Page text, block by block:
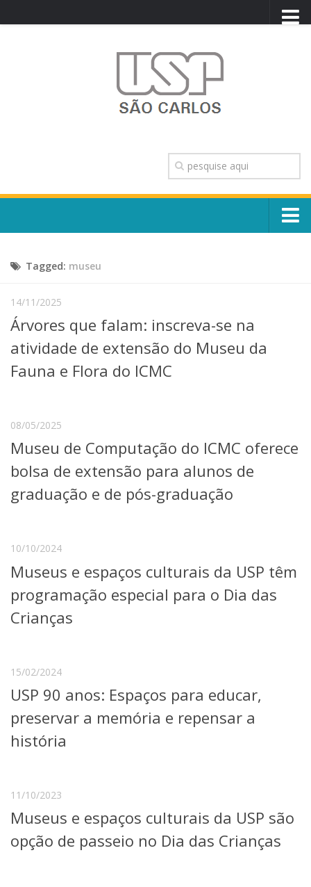
TRANSPARÊNCIA
OUVIDORIA
CONTATO
Escola, Institutos e Órgãos
Núcleos e Comissões
Telefones e Mapas
Pessoas
Graduação
Cursos de Extensão
Pesquisa e Inovação
Linhas de Pesquisa
Centros, Núcleos e Projetos em Rede
Pós-doutorado
Projetos, Programas e Cursos
Artes, Cultura e Esportes
Serviços
Segurança, Trânsito e Prevenção
RH, Administrativo e Financeiro
Assessorias e Mídias
Agenda de Eventos
Tagged: museu
14/11/2025
Árvores que falam: inscreva-se na
atividade de extensão do Museu da
Fauna e Flora do ICMC
08/05/2025
Museu de Computação do ICMC oferece
bolsa de extensão para alunos de
graduação e de pós-graduação
10/10/2024
Museus e espaços culturais da USP têm
programação especial para o Dia das
Crianças
15/02/2024
USP 90 anos: Espaços para educar,
preservar a memória e repensar a
história
11/10/2023
Museus e espaços culturais da USP são
opção de passeio no Dia das Crianças